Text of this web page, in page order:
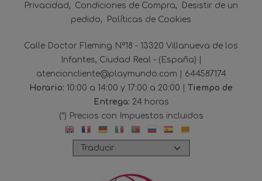
Privacidad
Condiciones de Compra
Desistir de un
pedido
Políticas de Cookies
Calle Doctor Fleming Nº18 - 13320 Villanueva de los
Infantes, Ciudad Real - (España) |
atencioncliente@playmundo.com | 644587174
Horario: 10:00 a 14:00 y 17:00 a 20:00 | Tiempo de
Entrega: 24 horas
(*) Precios con Impuestos incluidos